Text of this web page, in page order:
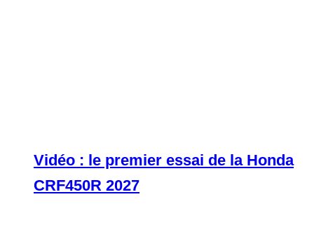
Vidéo : le premier essai de la Honda
CRF450R 2027